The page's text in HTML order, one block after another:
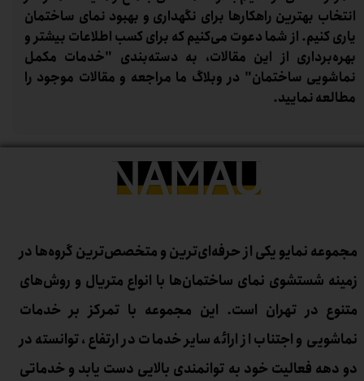
انتخاب بهترین راهکارها برای نگهداری و بهبود نمای ساختمان
یاری کنیم. از شما دعوت می‌کنیم که برای کسب اطلاعات بیشتر و
بهره‌برداری از این مقالات، به دسته‌بندی "خدمات مکمل
نماشویی ساختمان" در وبلاگ ما مراجعه و مقالات موجود را
مطالعه نمایید.
مجموعه نمایو یکی از حرفه‌ای‌ترین و متخصص‌ترین گروه‌ها در
زمینه شستشوی نمای ساختمان‌ها با انواع متریال و روش‌های
متنوع در تهران است. این مجموعه با تمرکز بر خدمات
نماشویی و اجتناب از ارائه سایر خدمات در ارتفاع، توانسته در
دو دهه فعالیت خود به توانمندی بالایی دست یابد و خدماتی